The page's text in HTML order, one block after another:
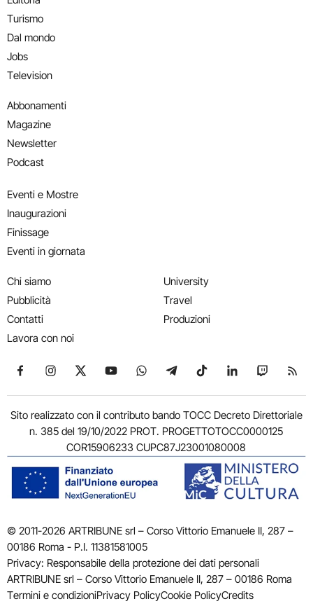
Turismo
Dal mondo
Jobs
Television
Abbonamenti
Magazine
Newsletter
Podcast
Eventi e Mostre
Inaugurazioni
Finissage
Eventi in giornata
Chi siamo
Pubblicità
Contatti
Lavora con noi
University
Travel
Produzioni
Seguici su Facebook
Seguici su Instagram
Seguici su X
Seguici su YouTube
Seguici su WhatsApp
Seguici su Telegram
Seguici su TikTok
Seguici su
Seguici
Sito realizzato con il contributo bando TOCC Decreto Direttoriale
n. 385 del 19/10/2022 PROT. PROGETTOTOCC0000125
COR15906233 CUPC87J23001080008
© 2011-2026 ARTRIBUNE srl – Corso Vittorio Emanuele II, 287 –
00186 Roma - P.I. 11381581005
Privacy: Responsabile della protezione dei dati personali
ARTRIBUNE srl – Corso Vittorio Emanuele II, 287 – 00186 Roma
Termini e condizioniPrivacy PolicyCookie PolicyCredits